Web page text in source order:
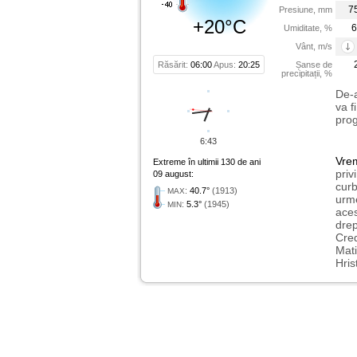
+20°C
Răsărit: 06:00Apus: 20:25
Presiune, mm
Umiditate, %
Vânt, m/s
Șanse de
precipitații, %
De-
va
Extreme în ultimii 130 de ani
09 august:
MAX: 40.7° (1913)
MIN: 5.3° (1945)
6:43